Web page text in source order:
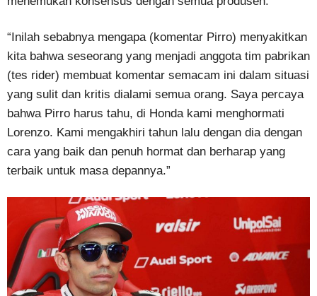
“Inilah sebabnya mengapa (komentar Pirro) menyakitkan
kita bahwa seseorang yang menjadi anggota tim pabrikan
(tes rider) membuat komentar semacam ini dalam situasi
yang sulit dan kritis dialami semua orang. Saya percaya
bahwa Pirro harus tahu, di Honda kami menghormati
Lorenzo. Kami mengakhiri tahun lalu dengan dia dengan
cara yang baik dan penuh hormat dan berharap yang
terbaik untuk masa depannya.”